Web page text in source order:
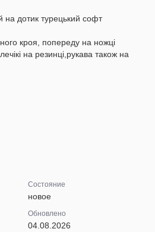
на дотик турецький софт
кроя, попереду на ножці
на резинці,рукава також на
Состояние
новое
Обновлено
04.08.2026